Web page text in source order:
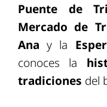
Puente de
Mercado de
Ana y la
conoces la
tradiciones del